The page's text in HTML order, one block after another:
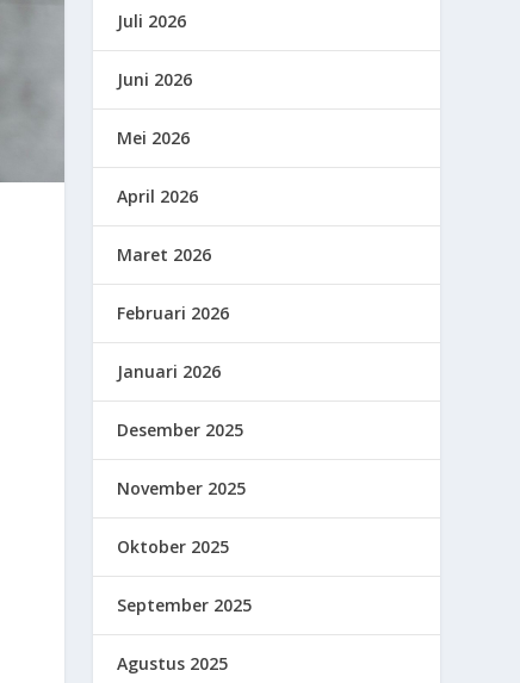
Juli 2026
Juni 2026
Mei 2026
April 2026
Maret 2026
Februari 2026
Januari 2026
Desember 2025
November 2025
Oktober 2025
September 2025
Agustus 2025